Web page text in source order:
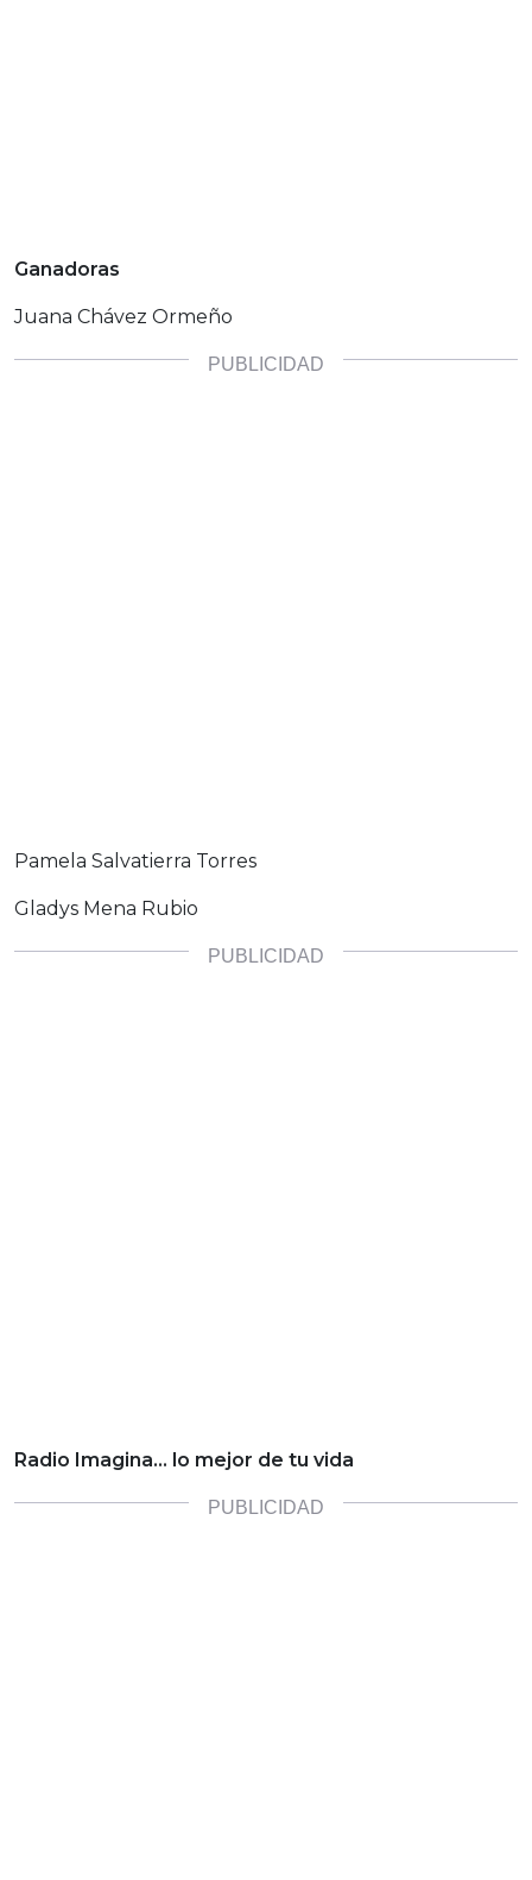
Ganadoras
Juana Chávez Ormeño
Pamela Salvatierra Torres
Gladys Mena Rubio
Radio Imagina… lo mejor de tu vida